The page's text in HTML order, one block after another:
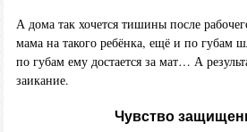
А дома так хочется тишины после
мама на такого ребёнка, ещё и по губам
по губам ему достается за мат… А
заикание.
Чувство